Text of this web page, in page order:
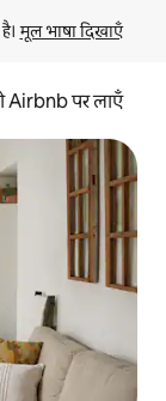
मूल भाषा दिखाएँ
Airbnb पर लाएँ